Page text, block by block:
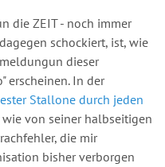
die ZEIT - noch immer
schockiert, ist, wie
dieser
erscheinen. In der
Stallone durch jeden
wie von seiner halbseitigen
die mir
bisher verborgen